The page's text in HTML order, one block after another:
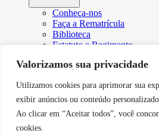
Valorizamos sua privacidade
Utilizamos cookies para aprimorar sua
exibir anúncios ou conteúdo
Ao clicar em “Aceitar todos”, você
cookies.
Conheça-nos
Faça a Rematrícula
Biblioteca
Estatuto e Regimento
Resoluções e Portarias
Egressos
CPA – Comissão Própria
Núcleo de Prática Jurídica
Revistas